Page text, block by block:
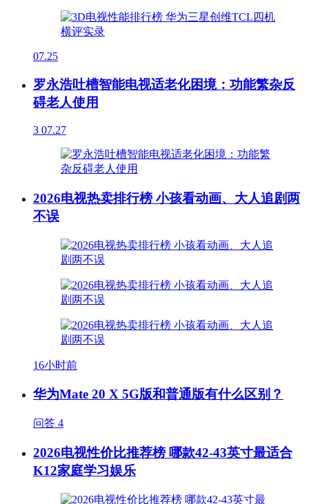
07.25
罗永浩吐槽智能电视适老化困境：功能繁杂反
碍老人使用
3 07.27
2026电视热卖排行榜 小孩看动画、大人追剧两
不误
16小时前
华为Mate 20 X 5G版和普通版有什么区别？
问答 4
2026电视性价比推荐榜 哪款42-43英寸最适合
K12家庭学习娱乐